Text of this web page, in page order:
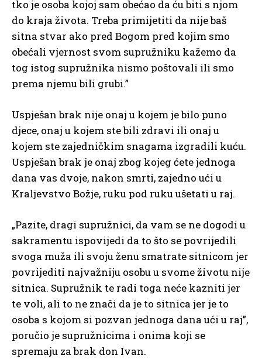
tko je osoba kojoj sam obećao da ću biti s njom
do kraja života. Treba primijetiti da nije baš
sitna stvar ako pred Bogom pred kojim smo
obećali vjernost svom supružniku kažemo da
tog istog supružnika nismo poštovali ili smo
prema njemu bili grubi.”
Uspješan brak nije onaj u kojem je bilo puno
djece, onaj u kojem ste bili zdravi ili onaj u
kojem ste zajedničkim snagama izgradili kuću.
Uspješan brak je onaj zbog kojeg ćete jednoga
dana vas dvoje, nakon smrti, zajedno ući u
Kraljevstvo Božje, ruku pod ruku ušetati u raj.
„Pazite, dragi supružnici, da vam se ne dogodi u
sakramentu ispovijedi da to što se povrijedili
svoga muža ili svoju ženu smatrate sitnicom jer
povrijediti najvažniju osobu u svome životu nije
sitnica. Supružnik te radi toga neće kazniti jer
te voli, ali to ne znači da je to sitnica jer je to
osoba s kojom si pozvan jednoga dana ući u raj”,
poručio je supružnicima i onima koji se
spremaju za brak don Ivan.